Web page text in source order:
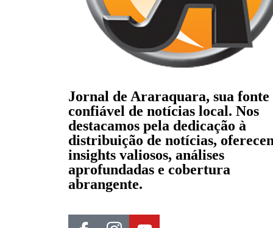
Jornal de Araraquara, sua fonte
confiável de notícias local. Nos
destacamos pela dedicação à
distribuição de notícias,
insights valiosos, análises
aprofundadas e cobertura
abrangente.